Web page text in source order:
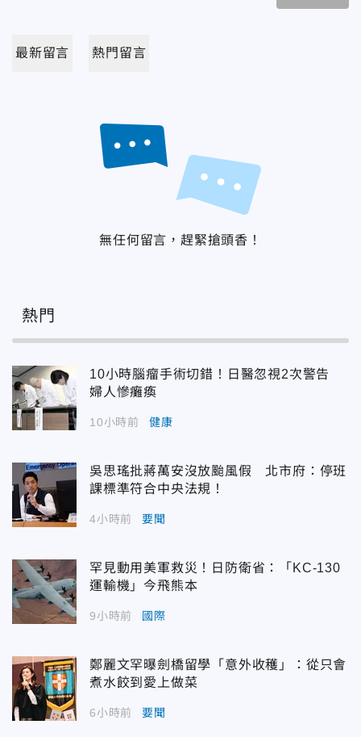
最新留言 熱門留言
無任何留言，趕緊搶頭香！
熱門
10小時腦瘤手術切錯！日醫忽視2次警告
婦人慘癱瘓
10小時前 健康
吳思瑤批蔣萬安沒放颱風假 北市府：停班
課標準符合中央法規！
4小時前 要聞
罕見動用美軍救災！日防衛省：「KC-130
運輸機」今飛熊本
9小時前 國際
鄭麗文罕曝劍橋留學「意外收穫」：從只會
煮水餃到愛上做菜
6小時前 要聞